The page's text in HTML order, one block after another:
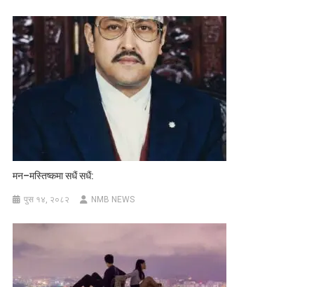
मन–मस्तिष्कमा सधैं सधैं:
पुस १४, २०८२ NMB NEWS